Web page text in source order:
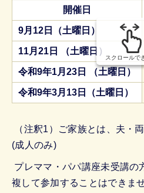
開催日
9月12日（土曜日）
11月21日 （土曜日）
令和9年1月23日 （土曜日）
令和9年3月13日（土曜日）
スクロールで
（注釈1）ご家族とは、夫・
(成人のみ)
プレママ・パパ講座未受講の
複して参加することはできませ